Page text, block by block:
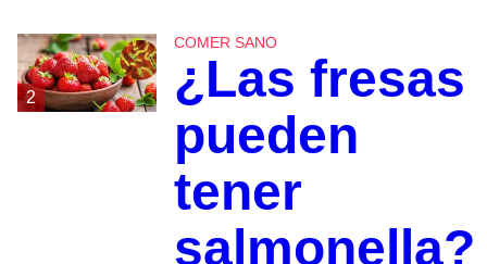
2
COMER SANO
¿Las fresas
pueden
tener
salmonella?